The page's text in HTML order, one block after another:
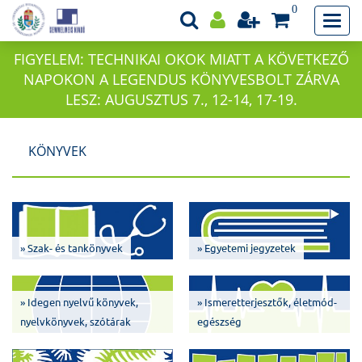
0
FIGYELEM: TECHNIKAI OKOK MIATT A KÖVETKEZŐ
NAPOKON A LEGENDUS KÖNYVESBOLT ZÁRVA
LESZ: AUGUSZTUS 7., 12-14, 17-19.
KÖNYVEK
» Szak- és tankönyvek » Egyetemi jegyzetek
» Idegen nyelvű könyvek,
nyelvkönyvek, szótárak
» Ismeretterjesztők, életmód-
egészség